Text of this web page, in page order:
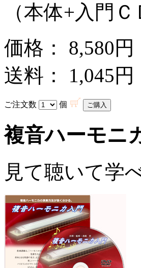
（本体+入門
価格： 8,580円
送料： 1,045円
ご注文数 個
複音ハーモニ
見て聴いて学